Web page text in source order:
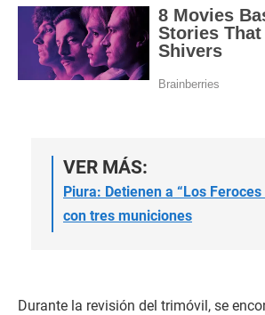
VER MÁS:
Piura: Detienen a “Los
con tres municiones
Durante la revisión del trimóvil, se